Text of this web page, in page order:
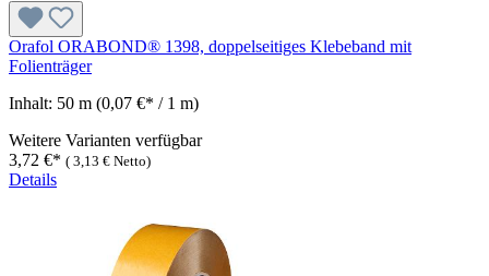
Orafol ORABOND® 1398, doppelseitiges Klebeband mit
Folienträger
Inhalt: 50 m (0,07 €* / 1 m)
Weitere Varianten verfügbar
3,72 €* ( 3,13 € Netto)
Details